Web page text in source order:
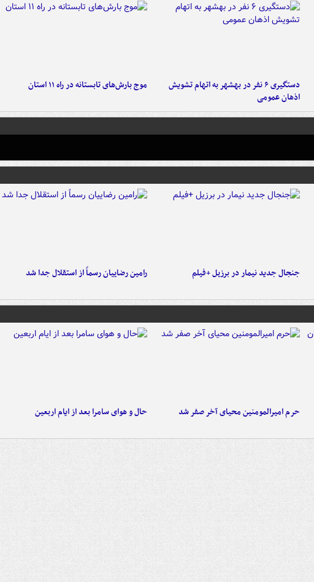
دستگیری ۶ نفر در بهشهر به اتهام تشویش
اذهان عمومی
موج بارش‌های تابستانه در راه ۱۱ استان
جنجال جدید نیمار در برزیل +فیلم رامین رضاییان رسماً از استقلال جدا شد
حرم امیرالمومنین محیای آخر صفر شد حال و هوای سامرا بعد از ایام اربعین